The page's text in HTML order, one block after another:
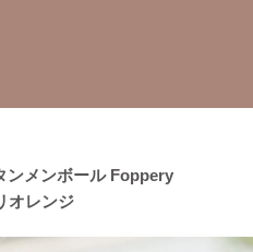
お料理にもぴったり♪
ンメンボール Foppery
オレンジ